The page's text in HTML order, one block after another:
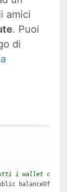
amici
. Puoi
di
i wallet che
balanceOf